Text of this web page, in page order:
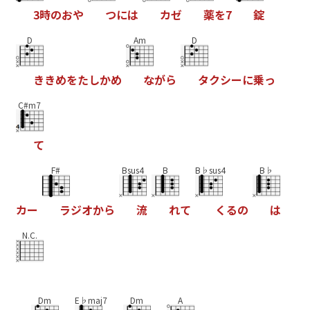
3時のおや つには カゼ 薬を7 錠
D
ききめをたしかめ
Am
ながら
D
タクシーに乗っ
C#m7
て
カー
F#
ラジオから
Bsus4
流
B
れて
B♭sus4
く るの
B♭
は
N.C.
Dm E♭maj7 Dm A